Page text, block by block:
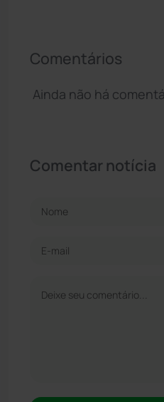
Comentários
Ainda não há
Comentar notícia